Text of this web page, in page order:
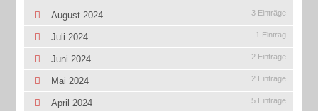
August 2024 3 Einträge
Juli 2024 1 Eintrag
Juni 2024 2 Einträge
Mai 2024 2 Einträge
April 2024 5 Einträge